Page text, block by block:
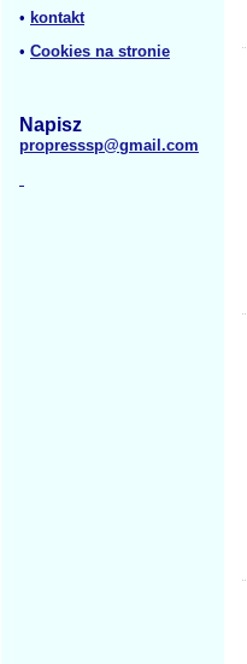
• kontakt
• Cookies na stronie
Napisz
propresssp@gmail.com